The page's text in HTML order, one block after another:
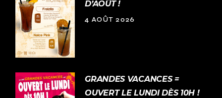
D’AOÛT !
4 AOÛT 2026
GRANDES VACANCES =
OUVERT LE LUNDI DÈS 10H !